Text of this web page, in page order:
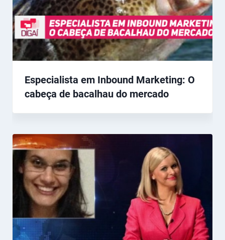
Especialista em Inbound Marketing: O
cabeça de bacalhau do mercado